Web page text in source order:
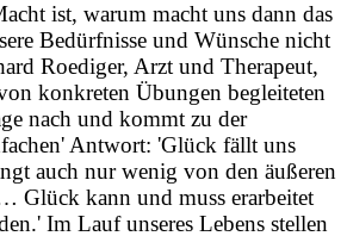
ist, warum macht uns dann das
Bedürfnisse und Wünsche nicht
Roediger, Arzt und Therapeut,
konkreten Übungen begleiteten
nach und kommt zu der
Antwort: 'Glück fällt uns
auch nur wenig von den äußeren
Glück kann und muss erarbeitet
Im Lauf unseres Lebens stellen